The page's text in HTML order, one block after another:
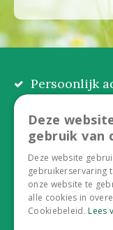
Persoonlijk
Alles onder
Duurzaam
Lever je
Deze
gebruik van
Deze website
gebruikerservaring
onze website te
alle cookies in
Cookiebeleid. Lees